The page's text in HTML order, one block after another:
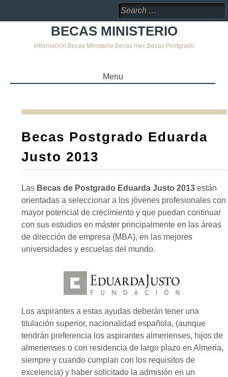
Search
for:
BECAS MINISTERIO
Información Becas Ministerio,Becas mec,Becas Postgrado
Menu
CONTENT
Becas Postgrado Eduarda
Justo 2013
Las Becas de Postgrado Eduarda Justo 2013 están
orientadas a seleccionar a los jóvenes profesionales con
mayor potencial de crecimiento y que puedan continuar
con sus estudios en máster principalmente en las áreas
de dirección de empresa (MBA), en las mejores
universidades y escuelas del mundo.
Los aspirantes a estas ayudas deberán tener una
titulación superior, nacionalidad española, (aunque
tendrán preferencia los aspirantes almerienses, hijos de
almerienses o con residencia de largo plazo en Almeria,
siempre y cuando cumplan con los requisitos de
excelencia) y haber solicitado la admisión en un